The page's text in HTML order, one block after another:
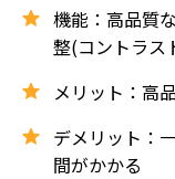
機能：高品質
整(コントラス
メリット：高
デメリット：
間がかかる